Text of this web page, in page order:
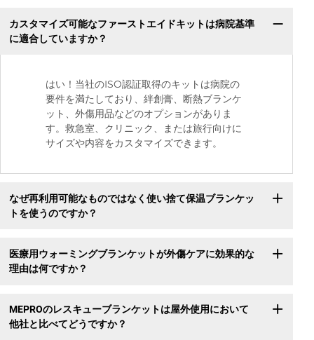
カスタマイズ可能なファーストエイドキットは病院基準
に適合していますか？
はい！当社のISO認証取得のキットは病院の
要件を満たしており、絆創膏、断熱ブランケ
ット、外傷用品などのオプションがありま
す。救急室、クリニック、または旅行向けに
サイズや内容をカスタマイズできます。
なぜ再利用可能なものではなく使い捨て保温ブランケッ
トを使うのですか？
医療用ウォーミングブランケットが外傷ケアに効果的な
理由は何ですか？
MEPROのレスキューブランケットは屋外使用において
他社と比べてどうですか？